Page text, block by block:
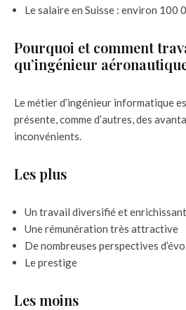
Le salaire en Suisse : environ 100
Pourquoi et comment
qu’ingénieur
Le métier d’ingénieur informatique
présente, comme d’autres, des
inconvénients.
Les plus
Un travail diversifié et enrichissant
Une rémunération très attractive
De nombreuses perspectives
Le prestige
Les moins